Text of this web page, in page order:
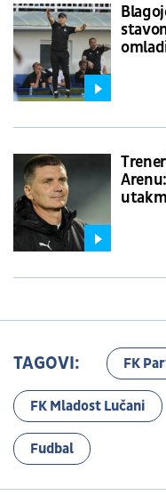
TAGOVI: FK
FK Mladost Lučani
Fudbal